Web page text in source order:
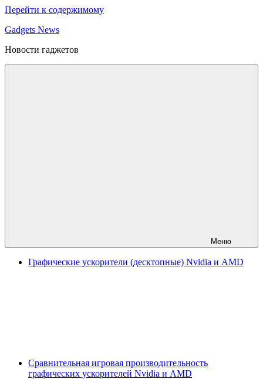
Перейти к содержимому
Gadgets News
Новости гаджетов
Меню
Графические ускорители (десктопные) Nvidia и AMD
Сравнительная игровая производительность
графических ускорителей Nvidia и AMD